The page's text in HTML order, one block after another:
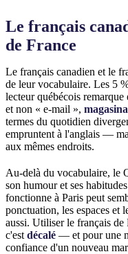
Le français
de France
Le français canadien et le
de leur vocabulaire. Les 5
lecteur québécois
et non « e-mail »,
termes du quotidien
empruntent à l'anglais —
aux mêmes endroits.
Au-delà du vocabulaire, le
son humour et ses
fonctionne à Paris peut
ponctuation, les espaces et
aussi. Utiliser le français de
c'est décalé — et pour une
confiance d'un nouveau